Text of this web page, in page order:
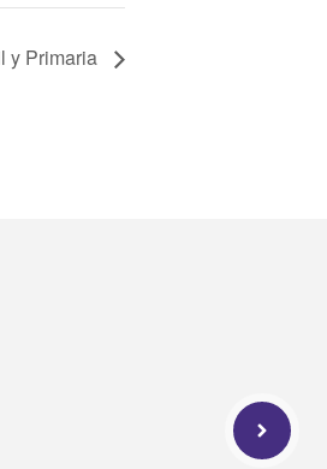
y Primaria